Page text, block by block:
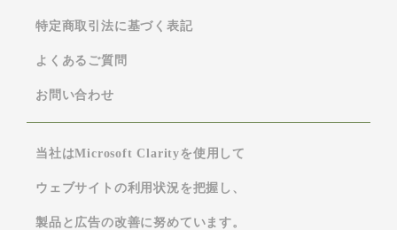
特定商取引法に基づく表記
よくあるご質問
お問い合わせ
当社はMicrosoft Clarityを使用して
ウェブサイトの利用状況を把握し、
製品と広告の改善に努めています。